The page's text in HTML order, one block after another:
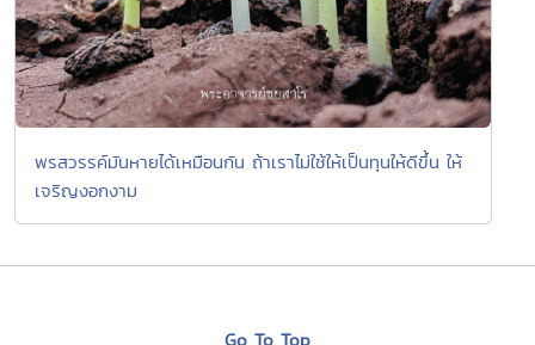
พรสวรรค์มันหายได้เหมือนกัน ถ้าเราไม่ใช้ให้เป็นทุนให้ดีขึ้น ให้
เจริญงอกงาม
Go To Top